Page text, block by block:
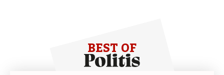
BEST OF